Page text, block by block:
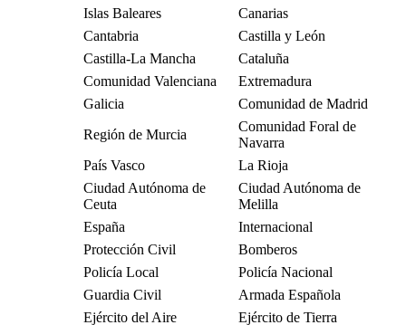
Islas Baleares
Canarias
Cantabria
Castilla y León
Castilla-La Mancha
Cataluña
Comunidad Valenciana
Extremadura
Galicia
Comunidad de Madrid
Región de Murcia
Comunidad Foral de
Navarra
País Vasco
La Rioja
Ciudad Autónoma de
Ceuta
Ciudad Autónoma de
Melilla
España
Internacional
Protección Civil
Bomberos
Policía Local
Policía Nacional
Guardia Civil
Armada Española
Ejército del Aire
Ejército de Tierra